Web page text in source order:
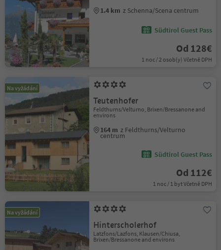
1.4 km z Schenna/Scena centrum
Südtirol Guest Pass
Od 128€
1 noc / 2 osob(y) Včetně DPH
Na vyžádání
Teutenhofer
Feldthurns/Velturno, Brixen/Bressanone and
environs
164 m z Feldthurns/Velturno
centrum
Südtirol Guest Pass
Od 112€
1 noc / 1 byt Včetně DPH
Na vyžádání
Hinterscholerhof
Latzfons/Lazfons, Klausen/Chiusa,
Brixen/Bressanone and environs